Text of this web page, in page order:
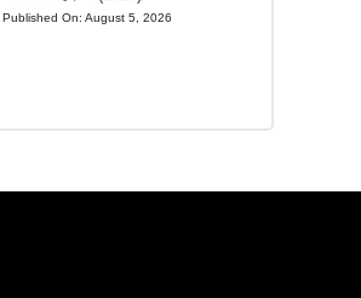
Published On: August 5, 2026